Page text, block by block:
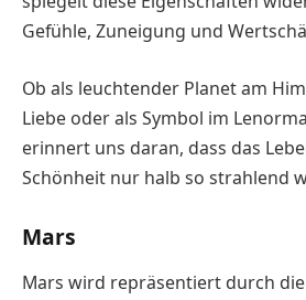
Gefühle, Zuneigung und
Ob als leuchtender Planet am
Liebe oder als Symbol im
erinnert uns daran, dass das
Schönheit nur halb so strahlend
Mars
Mars wird repräsentiert durch die